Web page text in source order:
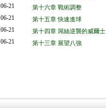
06-21
06-21
06-21
06-21
第十六章 戰術調整
第十五章 快速進球
第十四章 屌絲逆襲的威爾士
第十三章 展望八強